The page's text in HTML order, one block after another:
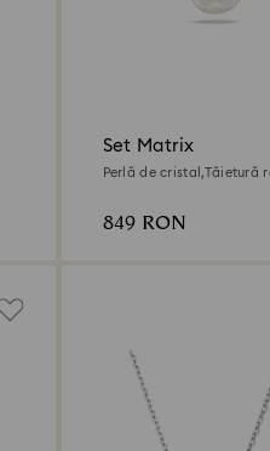
Set Matrix
Perlă de cristal,Tăietură
849 RON